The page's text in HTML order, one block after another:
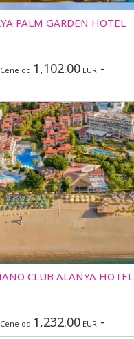
PALM GARDEN HOTEL
Cene od 1,102.00 EUR -
CLUB ALANYA HOTEL
Cene od 1,232.00 EUR -